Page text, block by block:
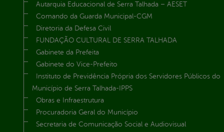
Autarquia Educacional de Serra Talhada – AESET
Comando da Guarda Municipal-CGM
Diretoria da Defesa Civil
FUNDAÇÃO CULTURAL DE SERRA TALHADA
Gabinete da Prefeita
Gabinete do Vice-Prefeito
Instituto de Previdência Própria dos Servidores Públicos do
Município de Serra Talhada-IPPS
Obras e Infraestrutura
Procuradoria Geral do Município
Secretaria de Comunicação Social e Audiovisual